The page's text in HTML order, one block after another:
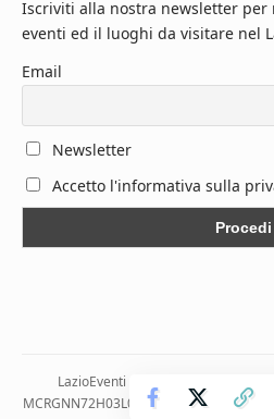
Iscriviti alla nostra newsletter
eventi ed il luoghi da visitare nel
Email
Newsletter
Accetto l'informativa sulla
LazioEventi – Via Monticelli, 9
MCRGNN72H03L083H | Hosting